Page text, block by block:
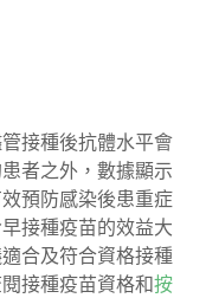
管接種後抗體水平會
者之外，數據顯示
預防感染後患重症
接種疫苗的效益大
合及符合資格接種
接種疫苗資格和按